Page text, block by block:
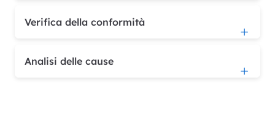
Verifica della conformità
Analisi delle cause